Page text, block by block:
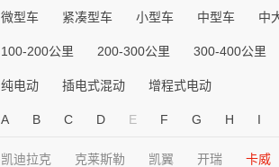
微型车 紧凑型车 小型车 中型车 中
100-200公里 200-300公里 300-400公里
纯电动 插电式混动 增程式电动
A B C D E F G H I
凯迪拉克 克莱斯勒 凯翼 开瑞 卡威